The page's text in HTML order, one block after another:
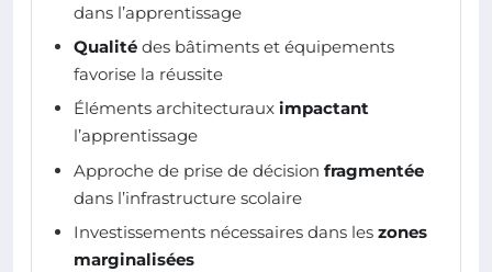
dans l’apprentissage
Qualité des bâtiments et équipements
favorise la réussite
Éléments architecturaux impactant
l’apprentissage
Approche de prise de décision fragmentée
dans l’infrastructure scolaire
Investissements nécessaires dans les zones
marginalisées